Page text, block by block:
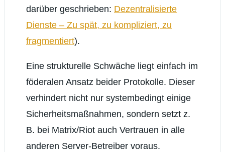
darüber geschrieben: Dezentralisierte
Dienste – Zu spät, zu kompliziert, zu
fragmentiert).
Eine strukturelle Schwäche liegt einfach im
föderalen Ansatz beider Protokolle. Dieser
verhindert nicht nur systembedingt einige
Sicherheitsmaßnahmen, sondern setzt z.
B. bei Matrix/Riot auch Vertrauen in alle
anderen Server-Betreiber voraus.